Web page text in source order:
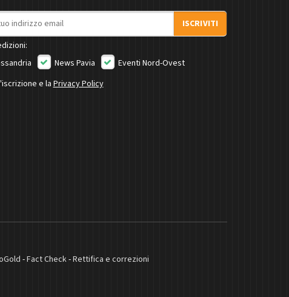
ISCRIVITI
News Pavia
Eventi Nord-Ovest
e la Privacy Policy
-Fact Check-Rettifica e correzioni